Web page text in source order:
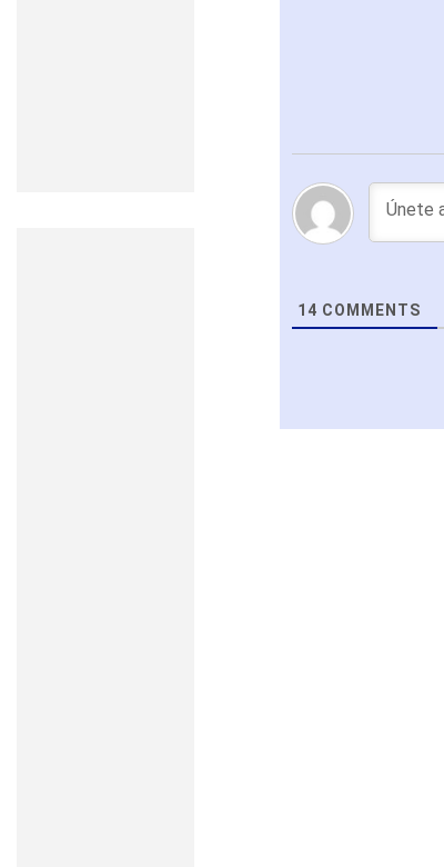
14 COMMENTS